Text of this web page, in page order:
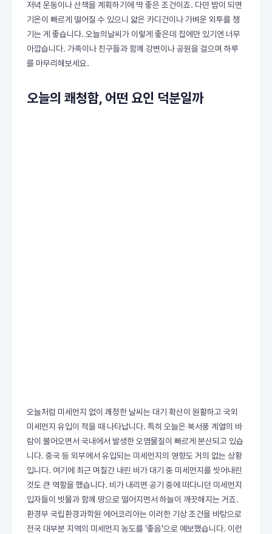
저녁 운동이나 산책을 계획하기에 딱 좋은 조건이죠. 다만 밤이 되면
기온이 빠르게 떨어질 수 있으니 얇은 카디건이나 가벼운 외투를 챙
기는 게 좋습니다. 오늘의날씨가 이렇게 좋은데 집에만 있기엔 너무
아깝습니다. 가족이나 친구들과 함께 강변이나 공원을 걸으며 하루
를 마무리해보세요.
오늘의 쾌청함, 어떤 요인 덕분일까
오늘처럼 미세먼지 없이 쾌청한 날씨는 대기 확산이 원활하고 국외
미세먼지 유입이 적을 때 나타납니다. 특히 오늘은 북서풍 계열의 바
람이 불어오면서 국내에서 발생한 오염물질이 빠르게 분산되고 있습
니다. 중국 등 외부에서 유입되는 미세먼지의 영향도 거의 없는 상황
입니다. 여기에 최근 며칠간 내린 비가 대기 중 미세먼지를 씻어내린
것도 큰 역할을 했습니다. 비가 내리면 공기 중에 떠다니던 미세먼지
입자들이 빗물과 함께 땅으로 떨어지면서 하늘이 깨끗해지는 거죠.
환경부 국립환경과학원 에어코리아는 이러한 기상 조건을 바탕으로
전국 대부분 지역의 미세먼지 농도를 '좋음'으로 예보했습니다. 이런